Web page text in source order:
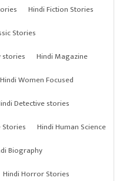
Hindi Fiction Stories
Stories
stories
Hindi Magazine
Hindi Women Focused
Detective stories
Hindi Human Science
Biography
Hindi Horror Stories